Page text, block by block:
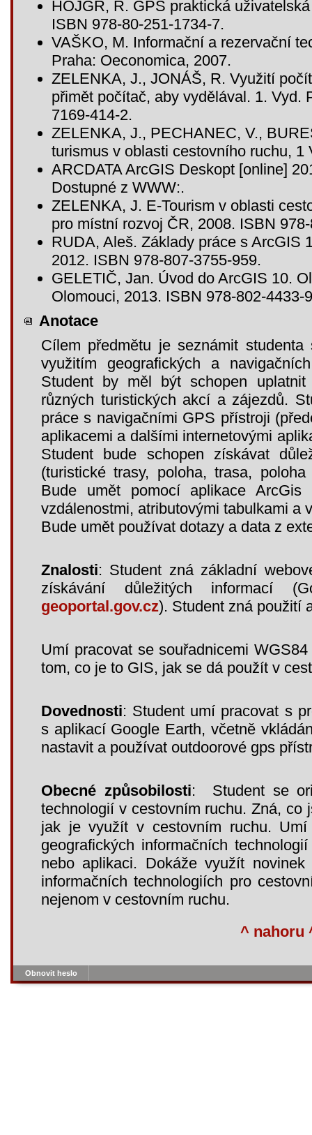
HOJGR, R. GPS praktická
ISBN 978-80-251-1734-7.
VAŠKO, M. Informační a rezervační
Praha: Oeconomica, 2007.
ZELENKA, J., JONÁŠ, R. Využití
přimět počítač, aby vydělával. 1. Vyd.
7169-414-2.
ZELENKA, J., PECHANEC, V.,
turismus v oblasti cestovního ruchu, 1
ARCDATA ArcGIS Deskopt [online]
Dostupné z WWW:.
ZELENKA, J. E-Tourism v oblasti
pro místní rozvoj ČR, 2008. ISBN
RUDA, Aleš. Základy práce s ArcGIS
2012. ISBN 978-807-3755-959.
GELETIČ, Jan. Úvod do ArcGIS 10.
Olomouci, 2013. ISBN 978-802-4433-
Anotace
Cílem předmětu je seznámit
využitím geografických a
Student by měl být schopen
různých turistických akcí a zájezdů.
práce s navigačními GPS přístroji
aplikacemi a dalšími internetovými
Student bude schopen získávat
(turistické trasy, poloha, trasa,
Bude umět pomocí aplikace ArcGis
vzdálenostmi, atributovými tabulkami a
Bude umět používat dotazy a data z
Znalosti: Student zná základní
získávání důležitých informací
geoportal.gov.cz). Student zná použití
Umí pracovat se souřadnicemi
tom, co je to GIS, jak se dá použít v
Dovednosti: Student umí pracovat s
s aplikací Google Earth, včetně
nastavit a používat outdoorové gps
Obecné způsobilosti: Student se
technologií v cestovním ruchu. Zná, co
jak je využít v cestovním ruchu.
geografických informačních
nebo aplikaci. Dokáže využít
informačních technologiích pro
nejenom v cestovním ruchu.
^ nahoru
Obnovit heslo